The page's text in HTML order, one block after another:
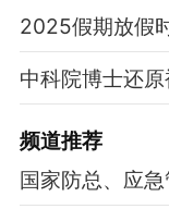
频道推荐
国家防总、应